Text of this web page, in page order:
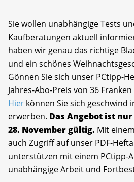
Sie wollen unabhängige Tests
Kaufberatungen aktuell
haben wir genau das richtige
und ein schönes
Gönnen Sie sich unser PCtipp-
Jahres-Abo-Preis von 36
Hier können Sie sich geschwind
erwerben. Das Angebot ist
28. November gültig. Mit
auch Zugriff auf unser PDF-
unterstützen mit einem PCtipp-
unabhängige Arbeit und